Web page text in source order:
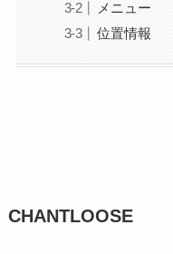
メニュー
位置情報
CHANTLOOSE